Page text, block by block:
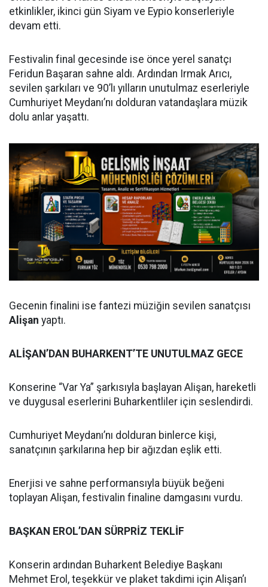
etkinlikler, ikinci gün Siyam ve Eypio konserleriyle
devam etti.
Festivalin final gecesinde ise önce yerel sanatçı
Feridun Başaran sahne aldı. Ardından Irmak Arıcı,
sevilen şarkıları ve 90’lı yılların unutulmaz eserleriyle
Cumhuriyet Meydanı’nı dolduran vatandaşlara müzik
dolu anlar yaşattı.
Gecenin finalini ise fantezi müziğin sevilen sanatçısı
Alişan yaptı.
ALİŞAN’DAN BUHARKENT’TE UNUTULMAZ GECE
Konserine “Var Ya” şarkısıyla başlayan Alişan, hareketli
ve duygusal eserlerini Buharkentliler için seslendirdi.
Cumhuriyet Meydanı’nı dolduran binlerce kişi,
sanatçının şarkılarına hep bir ağızdan eşlik etti.
Enerjisi ve sahne performansıyla büyük beğeni
toplayan Alişan, festivalin finaline damgasını vurdu.
BAŞKAN EROL’DAN SÜRPRİZ TEKLİF
Konserin ardından Buharkent Belediye Başkanı
Mehmet Erol, teşekkür ve plaket takdimi için Alişan’ı